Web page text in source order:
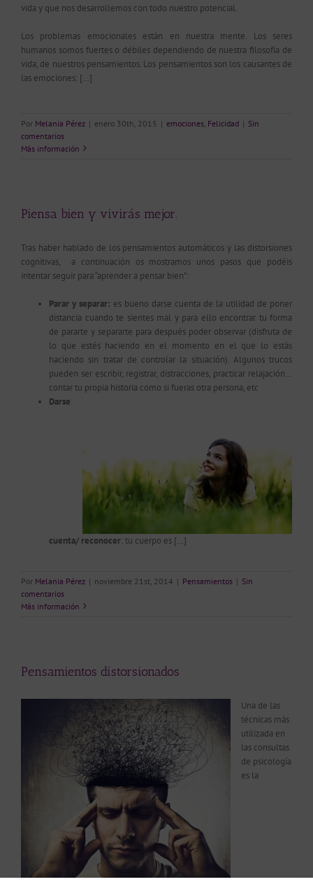
vida y que nos desarrollemos con todo nuestro potencial.
Los problemas emocionales están en nuestra mente. Los seres
humanos somos fuertes o débiles dependiendo de nuestra filosofía de
vida, de nuestros pensamientos. Los pensamientos son los causantes de
las emociones: […]
Por Melania Pérez | enero 30th, 2015 | emociones Felicidad | Sin
comentarios
Más información
Piensa bien y vivirás mejor.
Tras haber hablado de los pensamientos automáticos y las distorsiones
cognitivas, a continuación os mostramos unos pasos que podéis
intentar seguir para “aprender a pensar bien”:
Parar y separar: es bueno darse cuenta de la utilidad de poner
distancia cuando te sientes mal y para ello encontrar tu forma
de pararte y separarte para después poder observar (disfruta de
lo que estés haciendo en el momento en el que lo estás
haciendo sin tratar de controlar la situación). Algunos trucos
pueden ser escribir, registrar, distracciones, practicar relajación…
contar tu propia historia como si fueras otra persona, etc
Darse
cuenta/ reconocer: tu cuerpo es […]
Por Melania Pérez | noviembre 21st, 2014 | Pensamientos | Sin
comentarios
Más información
Pensamientos distorsionados
Una de las
técnicas más
utilizada en
las consultas
de psicología
es la